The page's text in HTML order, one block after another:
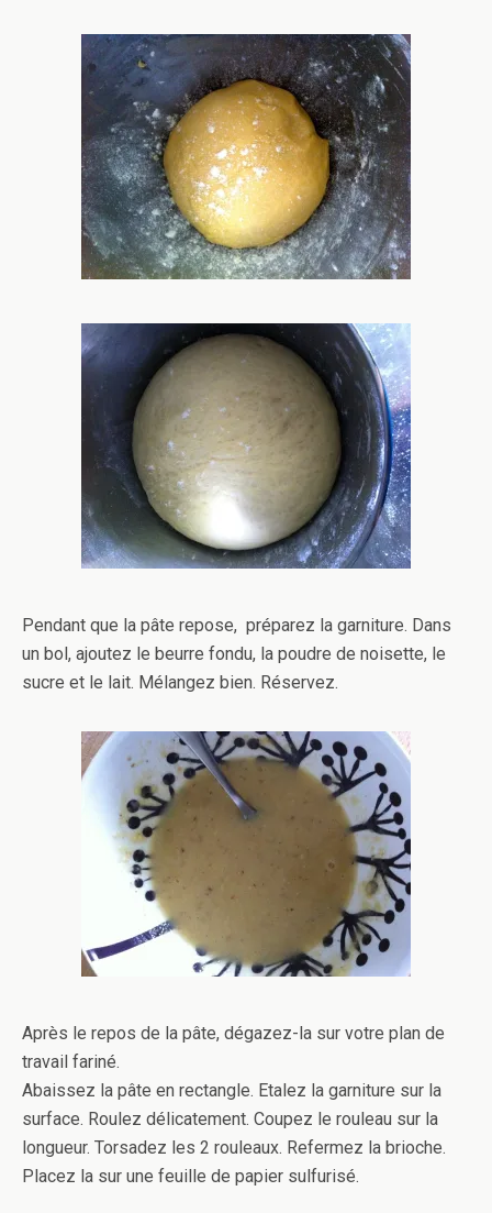
Pendant que la pâte repose, préparez la garniture. Dans
un bol, ajoutez le beurre fondu, la poudre de noisette, le
sucre et le lait. Mélangez bien. Réservez.
Après le repos de la pâte, dégazez-la sur votre plan de
travail fariné.
Abaissez la pâte en rectangle. Etalez la garniture sur la
surface. Roulez délicatement. Coupez le rouleau sur la
longueur. Torsadez les 2 rouleaux. Refermez la brioche.
Placez la sur une feuille de papier sulfurisé.